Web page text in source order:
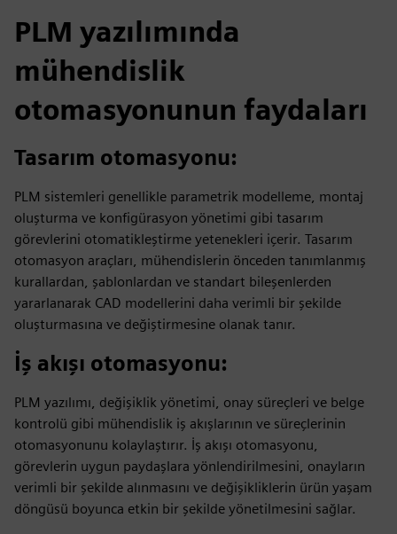
PLM yazılımında
mühendislik
otomasyonunun faydaları
Tasarım otomasyonu:
PLM sistemleri genellikle parametrik modelleme, montaj
oluşturma ve konfigürasyon yönetimi gibi tasarım
görevlerini otomatikleştirme yetenekleri içerir. Tasarım
otomasyon araçları, mühendislerin önceden tanımlanmış
kurallardan, şablonlardan ve standart bileşenlerden
yararlanarak CAD modellerini daha verimli bir şekilde
oluşturmasına ve değiştirmesine olanak tanır.
İş akışı otomasyonu:
PLM yazılımı, değişiklik yönetimi, onay süreçleri ve belge
kontrolü gibi mühendislik iş akışlarının ve süreçlerinin
otomasyonunu kolaylaştırır. İş akışı otomasyonu,
görevlerin uygun paydaşlara yönlendirilmesini, onayların
verimli bir şekilde alınmasını ve değişikliklerin ürün yaşam
döngüsü boyunca etkin bir şekilde yönetilmesini sağlar.